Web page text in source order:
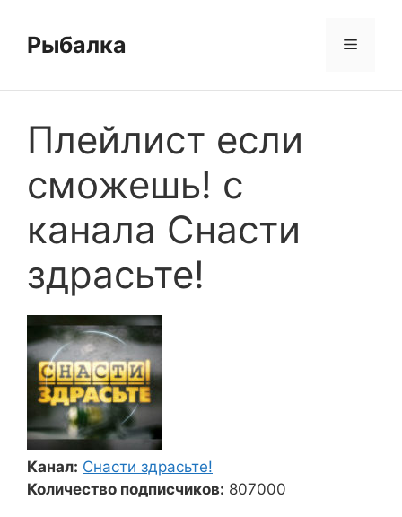
содержимому
Рыбалка Меню
Плейлист если
сможешь! с
канала Снасти
здрасьте!
Канал: Снасти здрасьте!
Количество подписчиков: 807000